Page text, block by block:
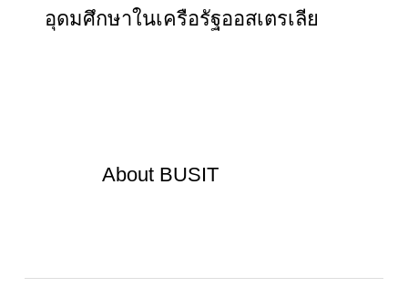
อุดมศึกษาในเครือรัฐออสเตรเลีย
AboutBUSIT